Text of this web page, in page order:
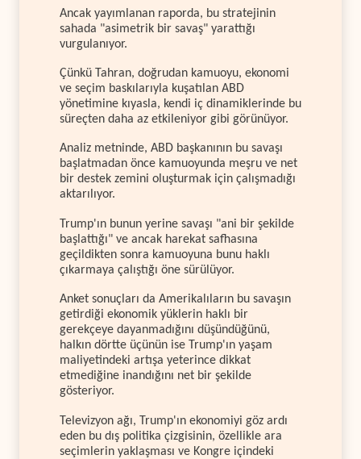
Ancak yayımlanan raporda, bu stratejinin
sahada "asimetrik bir savaş" yarattığı
vurgulanıyor.
Çünkü Tahran, doğrudan kamuoyu, ekonomi
ve seçim baskılarıyla kuşatılan ABD
yönetimine kıyasla, kendi iç dinamiklerinde bu
süreçten daha az etkileniyor gibi görünüyor.
Analiz metninde, ABD başkanının bu savaşı
başlatmadan önce kamuoyunda meşru ve net
bir destek zemini oluşturmak için çalışmadığı
aktarılıyor.
Trump'ın bunun yerine savaşı "ani bir şekilde
başlattığı" ve ancak harekat safhasına
geçildikten sonra kamuoyuna bunu haklı
çıkarmaya çalıştığı öne sürülüyor.
Anket sonuçları da Amerikalıların bu savaşın
getirdiği ekonomik yüklerin haklı bir
gerekçeye dayanmadığını düşündüğünü,
halkın dörtte üçünün ise Trump'ın yaşam
maliyetindeki artışa yeterince dikkat
etmediğine inandığını net bir şekilde
gösteriyor.
Televizyon ağı, Trump'ın ekonomiyi göz ardı
eden bu dış politika çizgisinin, özellikle ara
seçimlerin yaklaşması ve Kongre içindeki